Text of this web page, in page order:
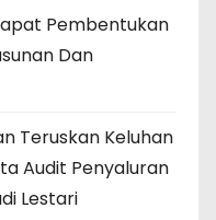
Pembentukan
Dan
Teruskan Keluhan
Audit Penyaluran
Lestari